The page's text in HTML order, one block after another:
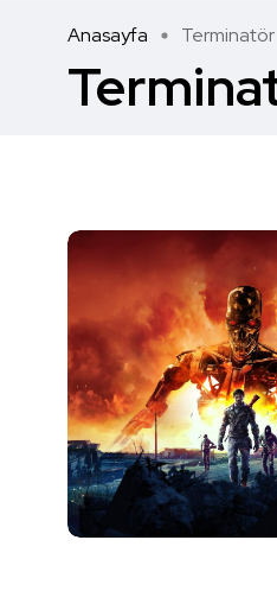
Anasayfa Terminatör